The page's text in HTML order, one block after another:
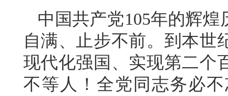
中国共产党105年的辉
自满、止步不前。到本世
现代化强国、实现第二个
不等人！全党同志务必